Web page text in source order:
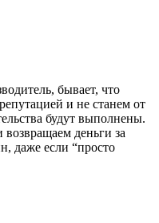
бывает, что
и не станем от
будут выполнены.
деньги за
даже если “просто